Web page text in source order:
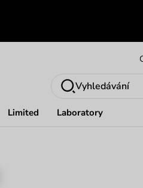
Limited Laboratory
Vyhledávání